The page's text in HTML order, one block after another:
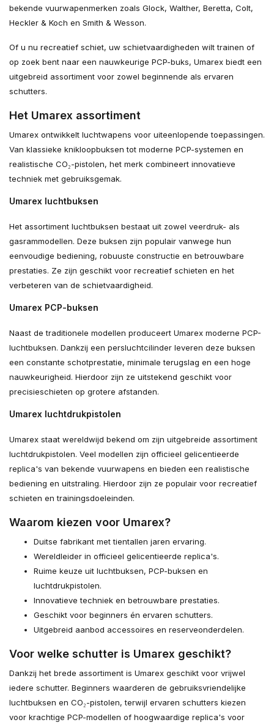
bekende vuurwapenmerken zoals Glock, Walther, Beretta, Colt,
Heckler & Koch en Smith & Wesson.
Of u nu recreatief schiet, uw schietvaardigheden wilt trainen of
op zoek bent naar een nauwkeurige PCP-buks, Umarex biedt een
uitgebreid assortiment voor zowel beginnende als ervaren
schutters.
Het Umarex assortiment
Umarex ontwikkelt luchtwapens voor uiteenlopende toepassingen.
Van klassieke knikloopbuksen tot moderne PCP-systemen en
realistische CO₂-pistolen, het merk combineert innovatieve
techniek met gebruiksgemak.
Umarex luchtbuksen
Het assortiment luchtbuksen bestaat uit zowel veerdruk- als
gasrammodellen. Deze buksen zijn populair vanwege hun
eenvoudige bediening, robuuste constructie en betrouwbare
prestaties. Ze zijn geschikt voor recreatief schieten en het
verbeteren van de schietvaardigheid.
Umarex PCP-buksen
Naast de traditionele modellen produceert Umarex moderne PCP-
luchtbuksen. Dankzij een persluchtcilinder leveren deze buksen
een constante schotprestatie, minimale terugslag en een hoge
nauwkeurigheid. Hierdoor zijn ze uitstekend geschikt voor
precisieschieten op grotere afstanden.
Umarex luchtdrukpistolen
Umarex staat wereldwijd bekend om zijn uitgebreide assortiment
luchtdrukpistolen. Veel modellen zijn officieel gelicentieerde
replica's van bekende vuurwapens en bieden een realistische
bediening en uitstraling. Hierdoor zijn ze populair voor recreatief
schieten en trainingsdoeleinden.
Waarom kiezen voor Umarex?
Duitse fabrikant met tientallen jaren ervaring.
Wereldleider in officieel gelicentieerde replica's.
Ruime keuze uit luchtbuksen, PCP-buksen en
luchtdrukpistolen.
Innovatieve techniek en betrouwbare prestaties.
Geschikt voor beginners én ervaren schutters.
Uitgebreid aanbod accessoires en reserveonderdelen.
Voor welke schutter is Umarex geschikt?
Dankzij het brede assortiment is Umarex geschikt voor vrijwel
iedere schutter. Beginners waarderen de gebruiksvriendelijke
luchtbuksen en CO₂-pistolen, terwijl ervaren schutters kiezen
voor krachtige PCP-modellen of hoogwaardige replica's voor